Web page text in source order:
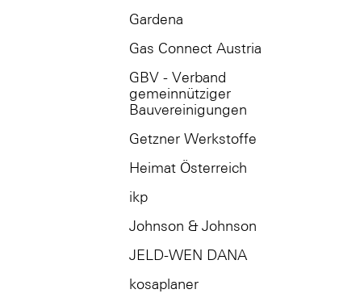
Gardena
Gas Connect Austria
GBV - Verband
gemeinnütziger
Bauvereinigungen
Getzner Werkstoffe
Heimat Österreich
ikp
Johnson & Johnson
JELD-WEN DANA
kosaplaner